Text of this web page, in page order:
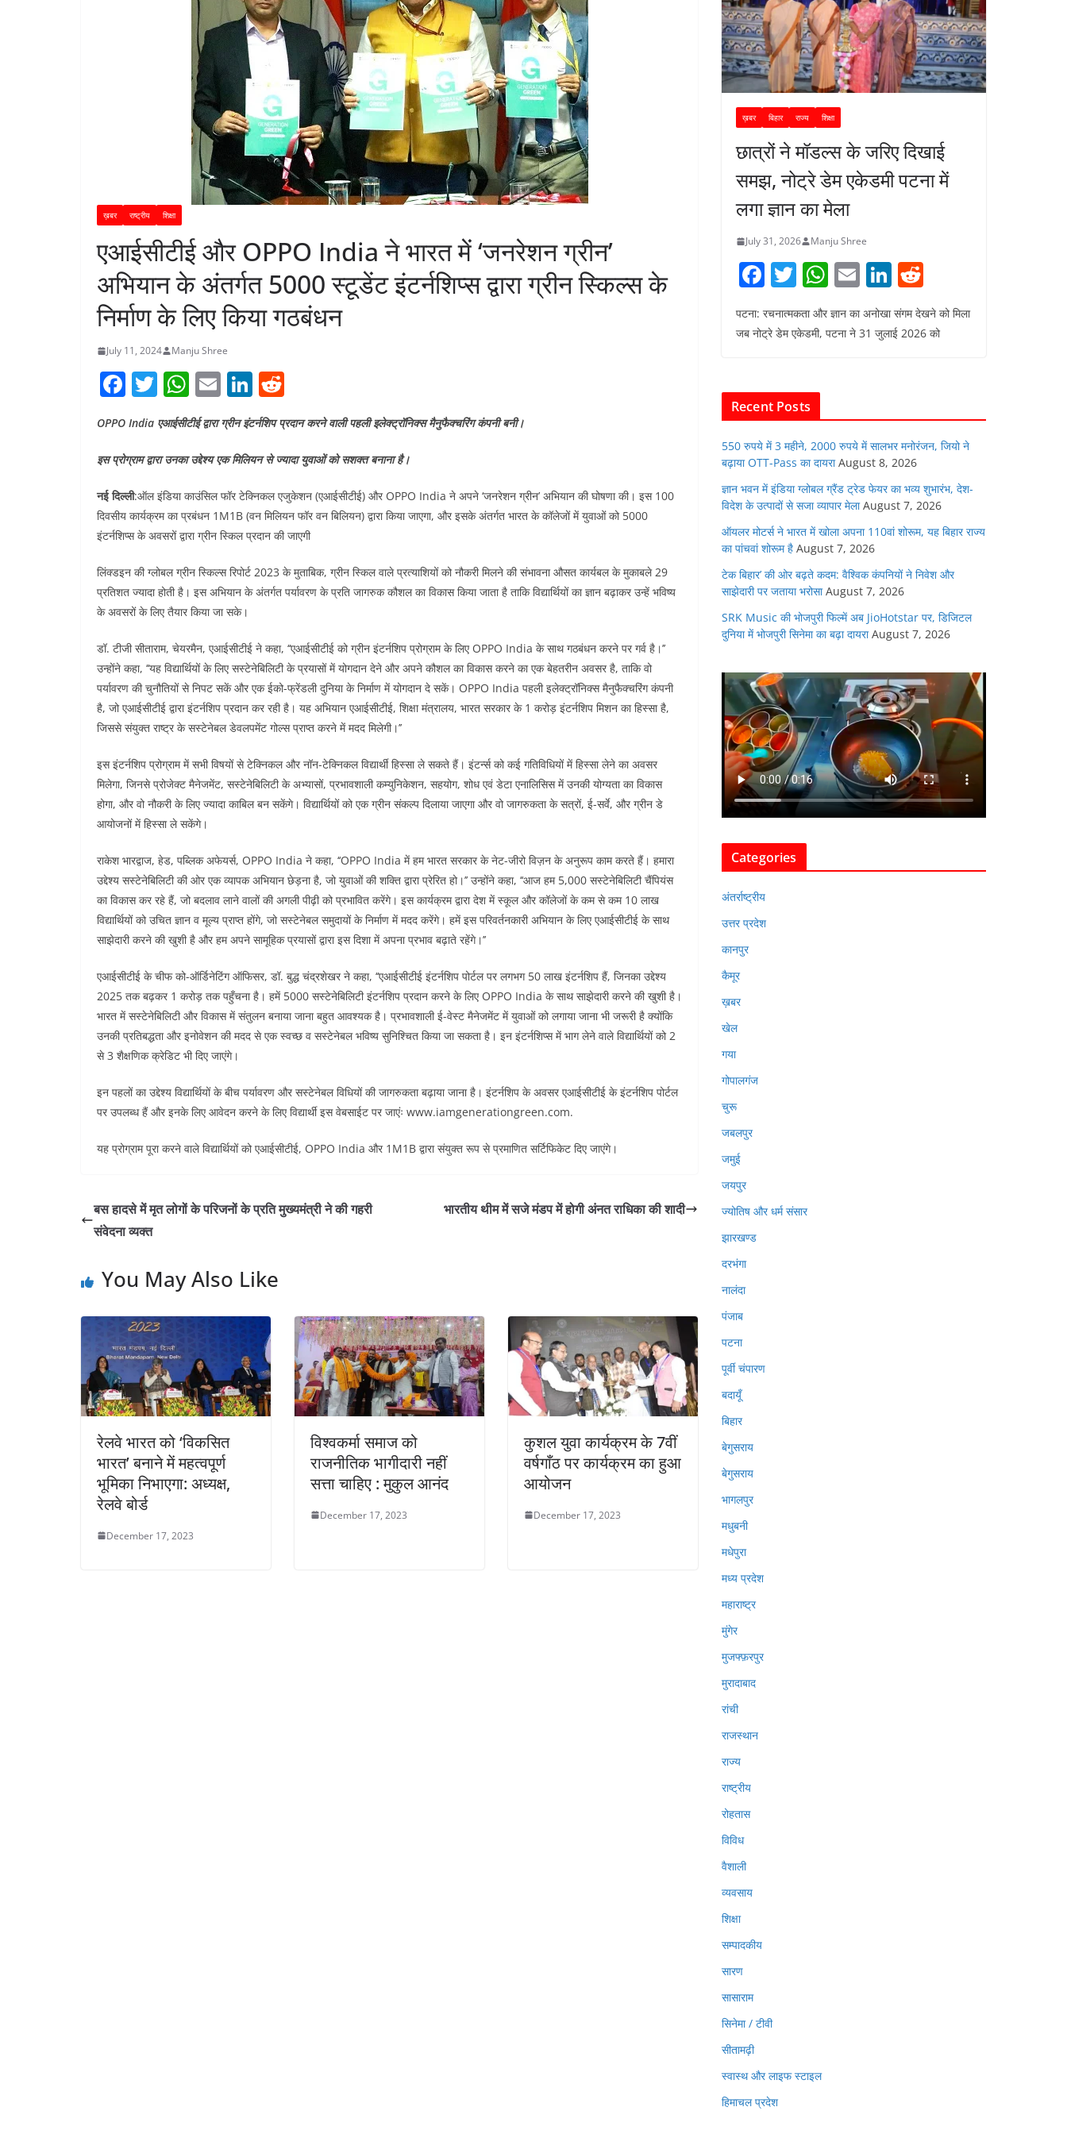
ख़बर राष्ट्रीय शिक्षा
एआईसीटीई और OPPO India ने भारत में ‘जनरेशन ग्रीन’
अभियान के अंतर्गत 5000 स्टूडेंट इंटर्नशिप्स द्वारा ग्रीन स्किल्स के
निर्माण के लिए किया गठबंधन
July 11, 2024 Manju Shree
F
c
e
b
o
o
k
T
w
itt
er
W
h
at
s
A
p
p
E
m
ai
l
Li
n
k
e
dI
n
d
di
t
OPPO India एआईसीटीई द्वारा ग्रीन इंटर्नशिप प्रदान करने वाली पहली इलेक्ट्रॉनिक्स मैनुफैक्चरिंग कंपनी बनी।
इस प्रोग्राम द्वारा उनका उद्देश्य एक मिलियन से ज्यादा युवाओं को सशक्त बनाना है।
नई दिल्ली:ऑल इंडिया काउंसिल फॉर टेक्निकल एजुकेशन (एआईसीटीई) और OPPO India ने अपने ‘जनरेशन ग्रीन’ अभियान की घोषणा की। इस 100
दिवसीय कार्यक्रम का प्रबंधन 1M1B (वन मिलियन फॉर वन बिलियन) द्वारा किया जाएगा, और इसके अंतर्गत भारत के कॉलेजों में युवाओं को 5000
इंटर्नशिप्स के अवसरों द्वारा ग्रीन स्किल प्रदान की जाएगी
लिंक्डइन की ग्लोबल ग्रीन स्किल्स रिपोर्ट 2023 के मुताबिक, ग्रीन स्किल वाले प्रत्याशियों को नौकरी मिलने की संभावना औसत कार्यबल के मुकाबले 29
प्रतिशत ज्यादा होती है। इस अभियान के अंतर्गत पर्यावरण के प्रति जागरुक कौशल का विकास किया जाता है ताकि विद्यार्थियों का ज्ञान बढ़ाकर उन्हें भविष्य
के अवसरों के लिए तैयार किया जा सके।
डॉ. टीजी सीताराम, चेयरमैन, एआईसीटीई ने कहा, ‘‘एआईसीटीई को ग्रीन इंटर्नशिप प्रोग्राम के लिए OPPO India के साथ गठबंधन करने पर गर्व है।’’
उन्होंने कहा, ‘‘यह विद्यार्थियों के लिए सस्टेनेबिलिटी के प्रयासों में योगदान देने और अपने कौशल का विकास करने का एक बेहतरीन अवसर है, ताकि वो
पर्यावरण की चुनौतियों से निपट सकें और एक ईको-फ्रेंडली दुनिया के निर्माण में योगदान दे सकें। OPPO India पहली इलेक्ट्रॉनिक्स मैनुफैक्चरिंग कंपनी
है, जो एआईसीटीई द्वारा इंटर्नशिप प्रदान कर रही है। यह अभियान एआईसीटीई, शिक्षा मंत्रालय, भारत सरकार के 1 करोड़ इंटर्नशिप मिशन का हिस्सा है,
जिससे संयुक्त राष्ट्र के सस्टेनेबल डेवलपमेंट गोल्स प्राप्त करने में मदद मिलेगी।’’
इस इंटर्नशिप प्रोग्राम में सभी विषयों से टेक्निकल और नॉन-टेक्निकल विद्यार्थी हिस्सा ले सकते हैं। इंटर्न्स को कई गतिविधियों में हिस्सा लेने का अवसर
मिलेगा, जिनसे प्रोजेक्ट मैनेजमेंट, सस्टेनेबिलिटी के अभ्यासों, प्रभावशाली कम्युनिकेशन, सहयोग, शोध एवं डेटा एनालिसिस में उनकी योग्यता का विकास
होगा, और वो नौकरी के लिए ज्यादा काबिल बन सकेंगे। विद्यार्थियों को एक ग्रीन संकल्प दिलाया जाएगा और वो जागरुकता के सत्रों, ई-सर्वे, और ग्रीन डे
आयोजनों में हिस्सा ले सकेंगे।
राकेश भारद्वाज, हेड, पब्लिक अफेयर्स, OPPO India ने कहा, ‘‘OPPO India में हम भारत सरकार के नेट-जीरो विज़न के अनुरूप काम करते हैं। हमारा
उद्देश्य सस्टेनेबिलिटी की ओर एक व्यापक अभियान छेड़ना है, जो युवाओं की शक्ति द्वारा प्रेरित हो।’’ उन्होंने कहा, ‘‘आज हम 5,000 सस्टेनेबिलिटी चैंपियंस
का विकास कर रहे हैं, जो बदलाव लाने वालों की अगली पीढ़ी को प्रभावित करेंगे। इस कार्यक्रम द्वारा देश में स्कूल और कॉलेजों के कम से कम 10 लाख
विद्यार्थियों को उचित ज्ञान व मूल्य प्राप्त होंगे, जो सस्टेनेबल समुदायों के निर्माण में मदद करेंगे। हमें इस परिवर्तनकारी अभियान के लिए एआईसीटीई के साथ
साझेदारी करने की खुशी है और हम अपने सामूहिक प्रयासों द्वारा इस दिशा में अपना प्रभाव बढ़ाते रहेंगे।’’
एआईसीटीई के चीफ को-ऑर्डिनेटिंग ऑफिसर, डॉ. बुद्ध चंद्रशेखर ने कहा, ‘‘एआईसीटीई इंटर्नशिप पोर्टल पर लगभग 50 लाख इंटर्नशिप हैं, जिनका उद्देश्य
2025 तक बढ़कर 1 करोड़ तक पहुँचना है। हमें 5000 सस्टेनेबिलिटी इंटर्नशिप प्रदान करने के लिए OPPO India के साथ साझेदारी करने की खुशी है।
भारत में सस्टेनेबिलिटी और विकास में संतुलन बनाया जाना बहुत आवश्यक है। प्रभावशाली ई-वेस्ट मैनेजमेंट में युवाओं को लगाया जाना भी जरूरी है क्योंकि
उनकी प्रतिबद्धता और इनोवेशन की मदद से एक स्वच्छ व सस्टेनेबल भविष्य सुनिश्चित किया जा सकता है। इन इंटर्नशिप्स में भाग लेने वाले विद्यार्थियों को 2
से 3 शैक्षणिक क्रेडिट भी दिए जाएंगे।
इन पहलों का उद्देश्य विद्यार्थियों के बीच पर्यावरण और सस्टेनेबल विधियों की जागरुकता बढ़ाया जाना है। इंटर्नशिप के अवसर एआईसीटीई के इंटर्नशिप पोर्टल
पर उपलब्ध हैं और इनके लिए आवेदन करने के लिए विद्यार्थी इस वेबसाईट पर जाएंः www.iamgenerationgreen.com.
यह प्रोग्राम पूरा करने वाले विद्यार्थियों को एआईसीटीई, OPPO India और 1M1B द्वारा संयुक्त रूप से प्रमाणित सर्टिफिकेट दिए जाएंगे।
बस हादसे में मृत लोगों के परिजनों के प्रति मुख्यमंत्री ने की गहरी
संवेदना व्यक्त
भारतीय थीम में सजे मंडप में होगी अंनत राधिका की शादी
You May Also Like
रेलवे भारत को ‘विकसित
भारत’ बनाने में महत्वपूर्ण
भूमिका निभाएगा: अध्यक्ष,
रेलवे बोर्ड
December 17, 2023
विश्वकर्मा समाज को
राजनीतिक भागीदारी नहीं
सत्ता चाहिए : मुकुल आनंद
December 17, 2023
कुशल युवा कार्यक्रम के 7वीं
वर्षगाँठ पर कार्यक्रम का हुआ
आयोजन
December 17, 2023
ख़बर बिहार राज्य शिक्षा
छात्रों ने मॉडल्स के जरिए दिखाई
समझ, नोट्रे डेम एकेडमी पटना में
लगा ज्ञान का मेला
July 31, 2026 Manju Shree
F
c
e
o
o
k
T
itt
W
at
p
E
m
ai
Li
n
k
e
e
d
पटना: रचनात्मकता और ज्ञान का अनोखा संगम देखने को मिला
जब नोट्रे डेम एकेडमी, पटना ने 31 जुलाई 2026 को
Recent Posts
550 रुपये में 3 महीने, 2000 रुपये में सालभर मनोरंजन, जियो ने
बढ़ाया OTT-Pass का दायरा August 8, 2026
ज्ञान भवन में इंडिया ग्लोबल ग्रैंड ट्रेड फेयर का भव्य शुभारंभ, देश-
विदेश के उत्पादों से सजा व्यापार मेला August 7, 2026
ऑयलर मोटर्स ने भारत में खोला अपना 110वां शोरूम, यह बिहार राज्य
का पांचवां शोरूम है August 7, 2026
टेक बिहार’ की ओर बढ़ते कदम: वैश्विक कंपनियों ने निवेश और
साझेदारी पर जताया भरोसा August 7, 2026
SRK Music की भोजपुरी फिल्में अब JioHotstar पर, डिजिटल
दुनिया में भोजपुरी सिनेमा का बढ़ा दायरा August 7, 2026
Categories
अंतर्राष्ट्रीय
उत्तर प्रदेश
कानपुर
कैमूर
ख़बर
खेल
गया
गोपालगंज
चुरू
जबलपुर
जमुई
जयपुर
ज्योतिष और धर्म संसार
झारखण्ड
दरभंगा
नालंदा
पंजाब
पटना
पूर्वी चंपारण
बदायूँ
बिहार
बेगुसराय
बेगुसराय
भागलपुर
मधुबनी
मधेपुरा
मध्य प्रदेश
महाराष्ट्र
मुंगेर
मुजफ्फ़रपुर
मुरादाबाद
रांची
राजस्थान
राज्य
राष्ट्रीय
रोहतास
विविध
वैशाली
व्यवसाय
शिक्षा
सम्पादकीय
सारण
सासाराम
सिनेमा / टीवी
सीतामढ़ी
स्वास्थ और लाइफ स्टाइल
हिमाचल प्रदेश